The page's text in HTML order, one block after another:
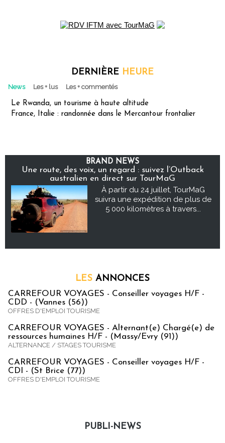
DERNIÈRE HEURE
News Les + lus Les + commentés
Le Rwanda, un tourisme à haute altitude
France, Italie : randonnée dans le Mercantour frontalier
BRAND NEWS
Une route, des voix, un regard : suivez l’Outback
australien en direct sur TourMaG
À partir du 24 juillet, TourMaG
suivra une expédition de plus de
5 000 kilomètres à travers...
LES ANNONCES
CARREFOUR VOYAGES - Conseiller voyages H/F -
CDD - (Vannes (56))
OFFRES D'EMPLOI TOURISME
CARREFOUR VOYAGES - Alternant(e) Chargé(e) de
ressources humaines H/F - (Massy/Evry (91))
ALTERNANCE / STAGES TOURISME
CARREFOUR VOYAGES - Conseiller voyages H/F -
CDI - (St Brice (77))
OFFRES D'EMPLOI TOURISME
PUBLI-NEWS